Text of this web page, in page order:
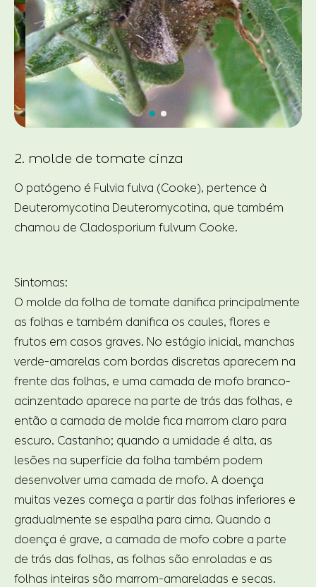
2. molde de tomate cinza
O patógeno é Fulvia fulva (Cooke), pertence à
Deuteromycotina Deuteromycotina, que também
chamou de Cladosporium fulvum Cooke.
Sintomas:
O molde da folha de tomate danifica principalmente
as folhas e também danifica os caules, flores e
frutos em casos graves. No estágio inicial, manchas
verde-amarelas com bordas discretas aparecem na
frente das folhas, e uma camada de mofo branco-
acinzentado aparece na parte de trás das folhas, e
então a camada de molde fica marrom claro para
escuro. Castanho; quando a umidade é alta, as
lesões na superfície da folha também podem
desenvolver uma camada de mofo. A doença
muitas vezes começa a partir das folhas inferiores e
gradualmente se espalha para cima. Quando a
doença é grave, a camada de mofo cobre a parte
de trás das folhas, as folhas são enroladas e as
folhas inteiras são marrom-amareladas e secas.